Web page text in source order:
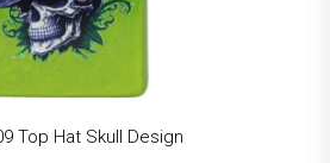
Top Hat Skull Design